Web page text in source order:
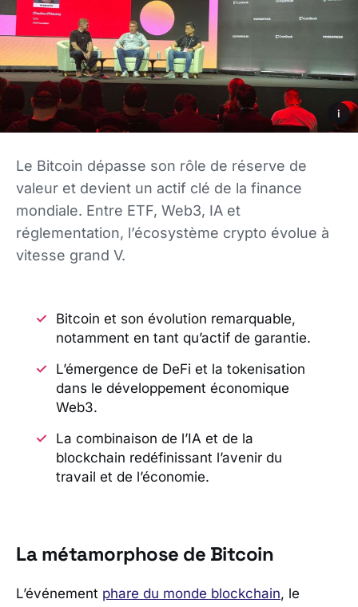
i
Le Bitcoin dépasse son rôle de réserve de
valeur et devient un actif clé de la finance
mondiale. Entre ETF, Web3, IA et
réglementation, l’écosystème crypto évolue à
vitesse grand V.
Bitcoin et son évolution remarquable,
notamment en tant qu’actif de garantie.
L’émergence de DeFi et la tokenisation
dans le développement économique
Web3.
La combinaison de l’IA et de la
blockchain redéfinissant l’avenir du
travail et de l’économie.
La métamorphose de Bitcoin
L’événement phare du monde blockchain, le